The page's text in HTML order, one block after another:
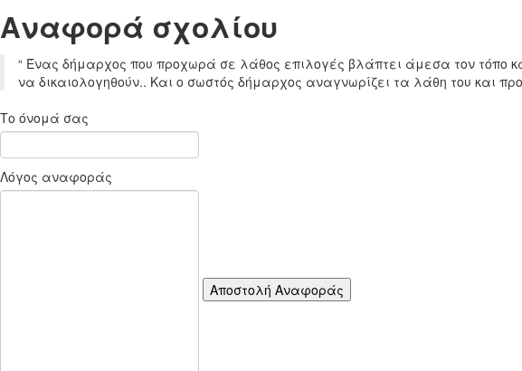
Aναφορά σχoλίου
“ Ένας δήμαρχος που προχωρά σε λάθος επιλογές βλάπτει άμεσα τον τόπο
να δικαιολογηθούν.. Και ο σωστός δήμαρχος αναγνωρίζει τα λάθη του και
Το όνομά σας
Λόγος αναφοράς
Αποστολή Αναφοράς